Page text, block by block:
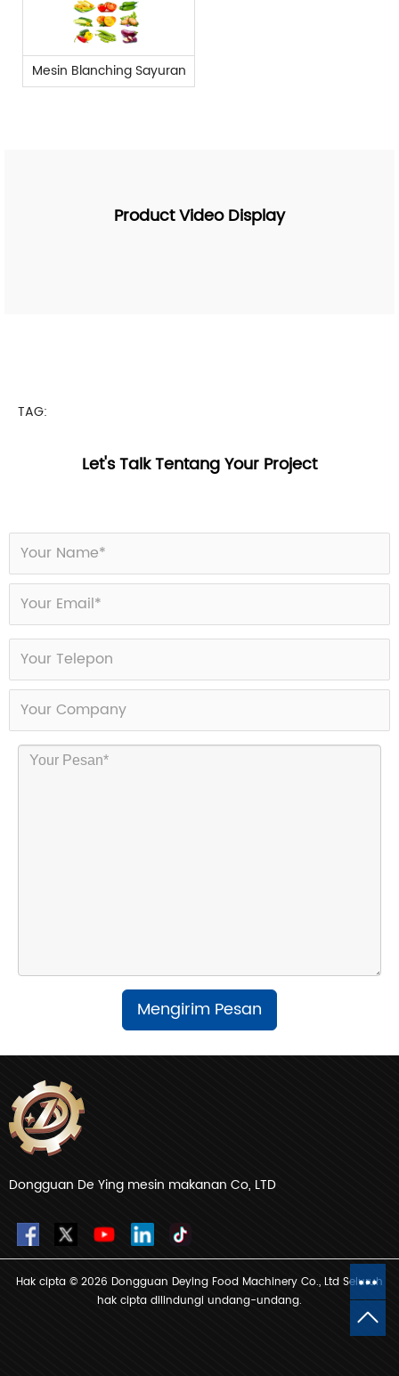
Mesin Blanching Sayuran
Product Video Display
TAG:
Let's Talk Tentang Your Project
Mengirim Pesan
Dongguan De Ying mesin makanan Co, LTD
Hak cipta © 2026 Dongguan Deying Food Machinery Co., Ltd Seluruh
hak cipta dilindungi undang-undang.